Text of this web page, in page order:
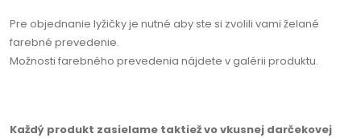
Pre objednanie lyžičky je nutné aby ste si zvolili vami želané
farebné prevedenie.
Možnosti farebného prevedenia nájdete v galérii produktu.
Každý produkt zasielame taktiež vo vkusnej darčekovej